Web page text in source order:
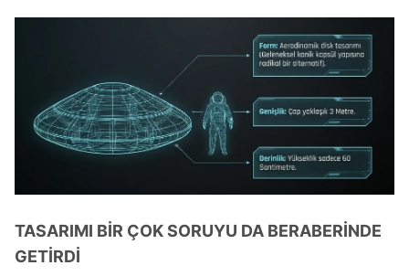
TASARIMI BİR ÇOK SORUYU DA BERABERİNDE
GETİRDİ